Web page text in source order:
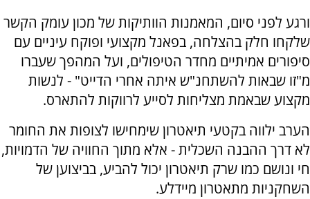
ורגע לפני סיום, המאמנות הוותיקות של מכון עומק הקשר
שלקחו חלק בהצלחה, בפאנל מקצועי ופוקח עיניים עם
סיפורים אמיתיים מחדר הטיפולים, ועל המהפך שעברו
מ"זו שבאות להשתחנ"ש איתה אחרי הדייט" - לנשות
מקצוע שבאמת מצליחות לסייע לרווקות להתארס.
הערב ילווה בקטעי תיאטרון שימחישו לצופות את החומר
לא דרך ההבנה השכלית - אלא מתוך החוויה של הדמויות,
חי ונושם כמו שרק תיאטרון יכול להביע, בביצוען של
השחקניות מתאטרון מיידלע.